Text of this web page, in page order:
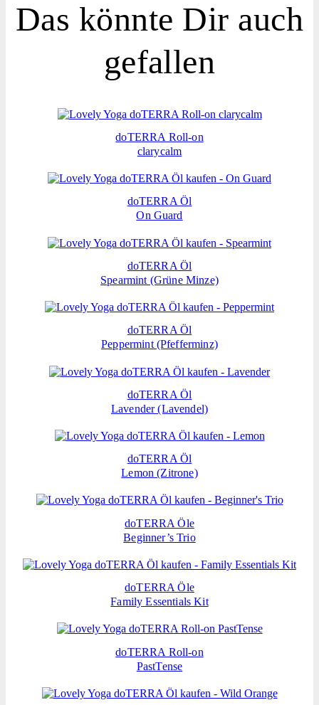
Das könnte Dir auch
gefallen
doTERRA Roll-on
clarycalm
doTERRA Öl
On Guard
doTERRA Öl
Spearmint (Grüne Minze)
doTERRA Öl
Peppermint (Pfefferminz)
doTERRA Öl
Lavender (Lavendel)
doTERRA Öl
Lemon (Zitrone)
doTERRA Öle
Beginner’s Trio
doTERRA Öle
Family Essentials Kit
doTERRA Roll-on
PastTense